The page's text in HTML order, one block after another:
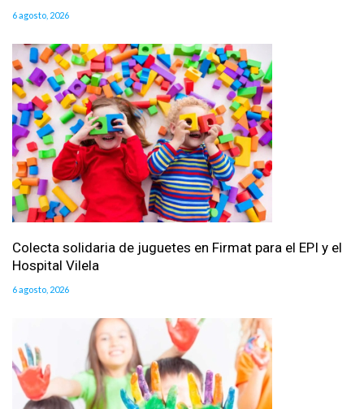
6 agosto, 2026
Colecta solidaria de juguetes en Firmat para el EPI y el
Hospital Vilela
6 agosto, 2026